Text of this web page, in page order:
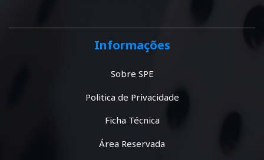
Informações
Sobre SPE
Politica de Privacidade
Ficha Técnica
Área Reservada